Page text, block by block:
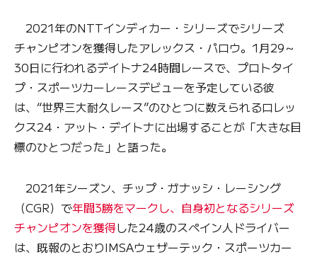
2021年のNTTインディカー・シリーズでシリーズ
チャンピオンを獲得したアレックス・パロウ。1月29～
30日に行われるデイトナ24時間レースで、プロトタイ
プ・スポーツカーレースデビューを予定している彼
は、“世界三大耐久レース”のひとつに数えられるロレッ
クス24・アット・デイトナに出場することが「大きな目
標のひとつだった」と語った。
2021年シーズン、チップ・ガナッシ・レーシング
（CGR）で年間3勝をマークし、自身初となるシリーズ
チャンピオンを獲得した24歳のスペイン人ドライバー
は、既報のとおりIMSAウェザーテック・スポーツカー